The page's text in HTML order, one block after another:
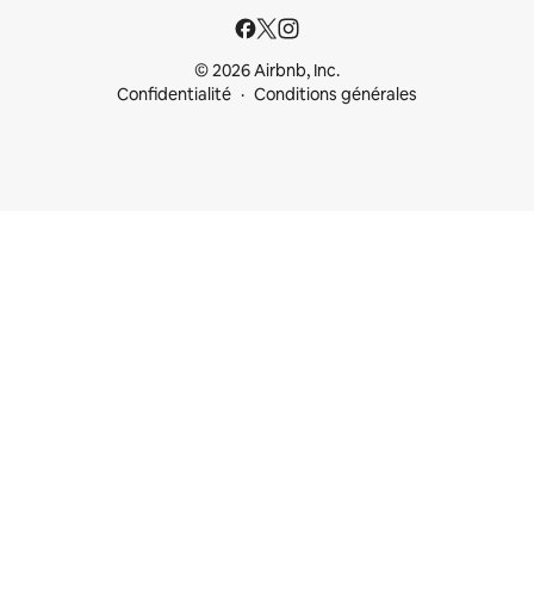
© 2026 Airbnb, Inc.
Confidentialité
Conditions générales